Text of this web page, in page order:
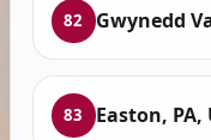
82 Gwynedd
83 Easton, PA,